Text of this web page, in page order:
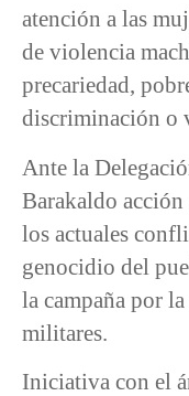
atención a las
de violencia
precariedad,
discriminación o
Ante la
Barakaldo
los actuales
genocidio del
la campaña por
militares.
Iniciativa con el